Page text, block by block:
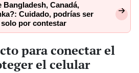
Bangladesh, Canadá,
Cuidado, podrías ser
por contestar
para conectar el
el celular